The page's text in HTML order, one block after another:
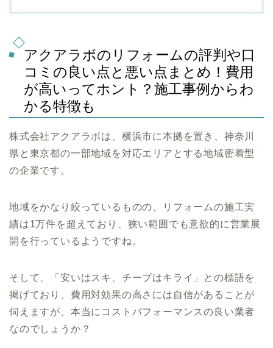
アクアラボのリフォームの評判や口
コミの良い点と悪い点まとめ！費用
が高いってホント？施工事例からわ
かる特徴も
株式会社アクアラボは、横浜市に本拠を置き、神奈川
県と東京都の一部地域を対応エリアとする地域密着型
の企業です。
地域をかなり絞っているものの、リフォームの施工実
績は1万件を超えており、狭い範囲でも意欲的に営業展
開を行っているようですね。
そして、「安いはスキ、チープはキライ」との標語を
掲げており、費用対効果の高さには自信があることが
伺えますが、本当にコストパフォーマンスの良い業者
なのでしょうか？